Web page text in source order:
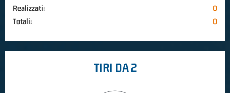
Realizzati:
0
Totali:
0
TIRI DA 2